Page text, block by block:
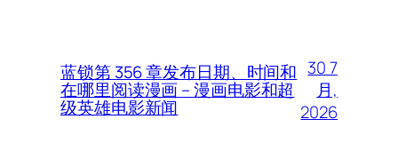
蓝锁第 356 章发布日期、时间和
在哪里阅读漫画 – 漫画电影和超
级英雄电影新闻
30 7
月,
2026